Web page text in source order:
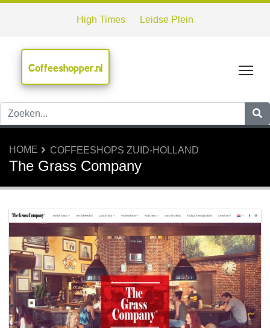
High Times Leidse Plein
Coffeeshopper.nl
HOME COFFEESHOPS ZUID-HOLLAND
The Grass Company